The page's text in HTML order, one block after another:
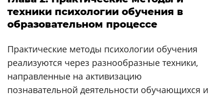
техники психологии обучения в
образовательном процессе
Практические методы психологии обучения
реализуются через разнообразные техники,
направленные на активизацию
познавательной деятельности обучающихся и